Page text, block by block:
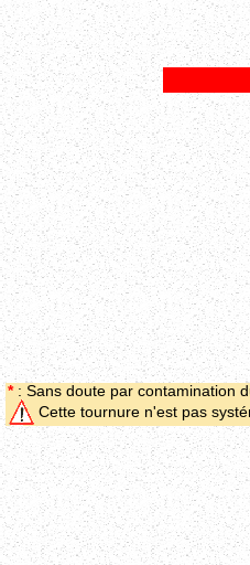
*: Sans doute par contamination
Cette tournure n'est pas